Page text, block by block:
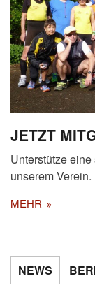
JETZT
Unterstütze
unserem Verein.
MEHR
NEWS